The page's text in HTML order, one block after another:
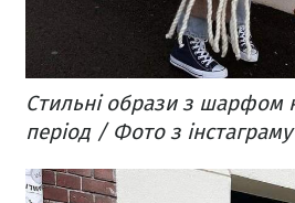
Стильні образи з шарфом
період / Фото з